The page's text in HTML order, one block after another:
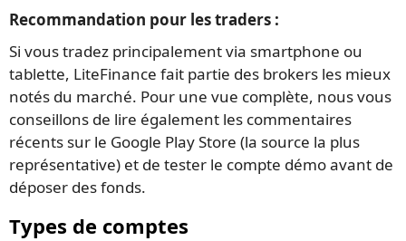
Recommandation pour les traders :
Si vous tradez principalement via smartphone ou
tablette, LiteFinance fait partie des brokers les mieux
notés du marché. Pour une vue complète, nous vous
conseillons de lire également les commentaires
récents sur le Google Play Store (la source la plus
représentative) et de tester le compte démo avant de
déposer des fonds.
Types de comptes